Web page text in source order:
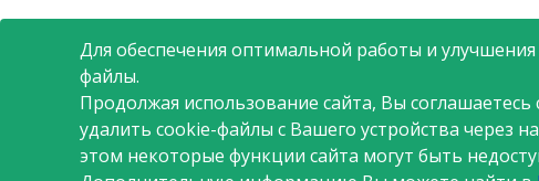
Для обеспечения оптимальной работы и
файлы.
Продолжая использование сайта, Вы
удалить cookie-файлы с Вашего устройства через
этом некоторые функции сайта могут быть
финансовых результатов